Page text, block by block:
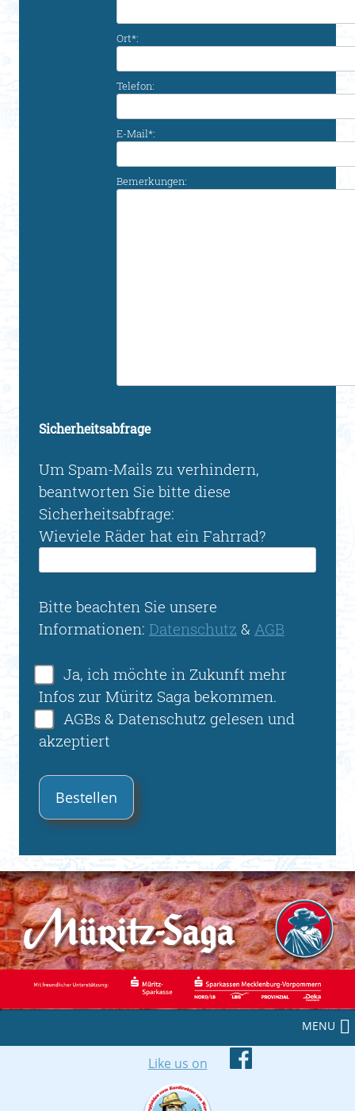
Ort*:
Telefon:
E-Mail*:
Bemerkungen:
Sicherheitsabfrage
Um Spam-Mails zu verhindern,
beantworten Sie bitte diese
Sicherheitsabfrage:
Wieviele Räder hat ein Fahrrad?
Bitte beachten Sie unsere
Informationen: Datenschutz & AGB
Ja, ich möchte in Zukunft mehr
Infos zur Müritz Saga bekommen.
AGBs & Datenschutz gelesen und
akzeptiert
MENU
Like us on